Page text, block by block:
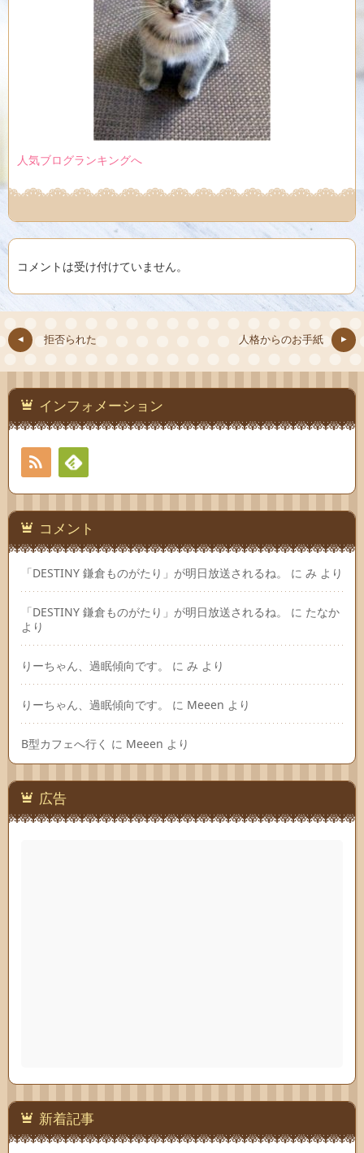
人気ブログランキングへ
コメントは受け付けていません。
拒否られた 人格からのお手紙
インフォメーション
Feedly
コメント
「DESTINY 鎌倉ものがたり」が明日放送されるね。 に み より
「DESTINY 鎌倉ものがたり」が明日放送されるね。 に たなか
より
りーちゃん、過眠傾向です。 に み より
りーちゃん、過眠傾向です。 に Meeen より
B型カフェへ行く に Meeen より
広告
新着記事